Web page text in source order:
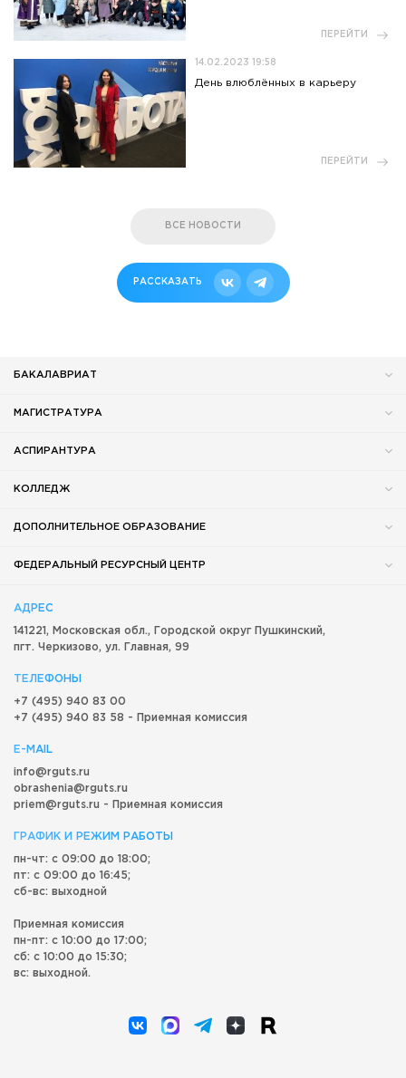
ПЕРЕЙТИ
14.02.2023 19:58
День влюблённых в карьеру
ПЕРЕЙТИ
ВСЕ НОВОСТИ
РАССКАЗАТЬ
БАКАЛАВРИАТ
МАГИСТРАТУРА
АСПИРАНТУРА
КОЛЛЕДЖ
ДОПОЛНИТЕЛЬНОЕ ОБРАЗОВАНИЕ
ФЕДЕРАЛЬНЫЙ РЕСУРСНЫЙ ЦЕНТР
АДРЕС
141221, Московская обл., Городской округ Пушкинский,
пгт. Черкизово, ул. Главная, 99
ТЕЛЕФОНЫ
+7 (495) 940 83 00
+7 (495) 940 83 58 - Приемная комиссия
E-MAIL
info@rguts.ru
obrashenia@rguts.ru
priem@rguts.ru - Приемная комиссия
ГРАФИК И РЕЖИМ РАБОТЫ
пн-чт: с 09:00 до 18:00;
пт: с 09:00 до 16:45;
сб-вс: выходной
Приемная комиссия
пн-пт: с 10:00 до 17:00;
сб: с 10:00 до 15:30;
вс: выходной.